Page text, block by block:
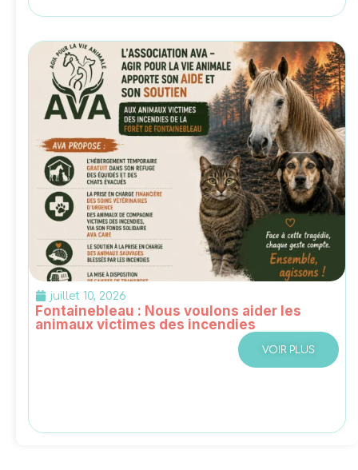
juillet 10, 2026
Fontainebleau : Nous voulons aider les
animaux victimes des incendies
VOIR PLUS